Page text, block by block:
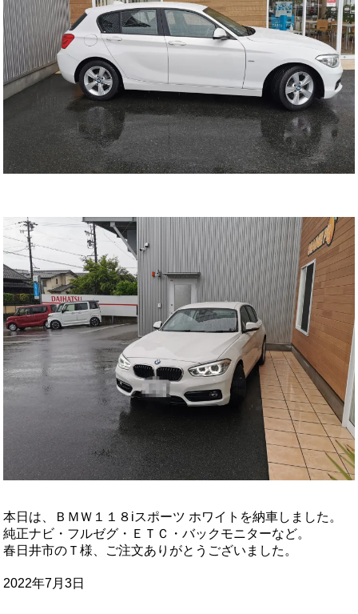
本日は、ＢＭＷ１１８iスポーツ ホワイトを納車しました。
純正ナビ・フルゼグ・ＥＴＣ・バックモニターなど。
春日井市のＴ様、ご注文ありがとうございました。
2022年7月3日